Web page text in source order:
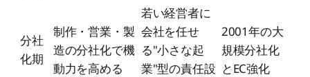
分社
化期
制作・営業・製
造の分社化で機
動力を高める
若い経営者に
会社を任せ
る"小さな起
業"型の責任設
2001年の大
規模分社化
とEC強化